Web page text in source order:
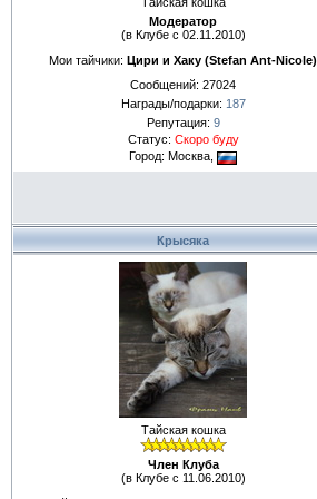
Модератор
(в Клубе с 02.11.2010)
Мои тайчики: Цири и Хаку (Stefan Ant-Nicole)
Сообщений: 27024
Награды/подарки: 187
Репутация: 9
Статус: Скоро буду
Город: Москва,
Крысяка
Тайская кошка
Член Клуба
(в Клубе с 11.06.2010)